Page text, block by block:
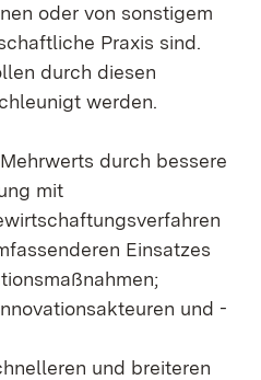
oder von sonstigem
Praxis sind.
durch diesen
werden.
durch bessere
mit
Einsatzes
und -
und breiteren